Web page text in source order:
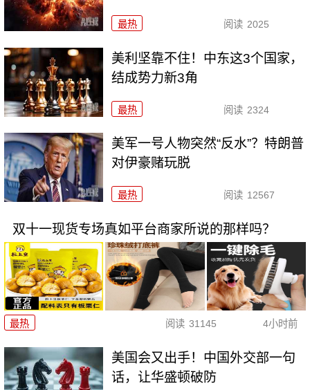
最热 阅读 2025
美利坚靠不住！中东这3个国家，
结成势力新3角
最热 阅读 2324
美军一号人物突然“反水”？特朗普
对伊豪赌玩脱
最热 阅读 12567
双十一现货专场真如平台商家所说的那样吗？
最热 阅读 31145 4小时前
美国会又出手！中国外交部一句
话，让华盛顿破防